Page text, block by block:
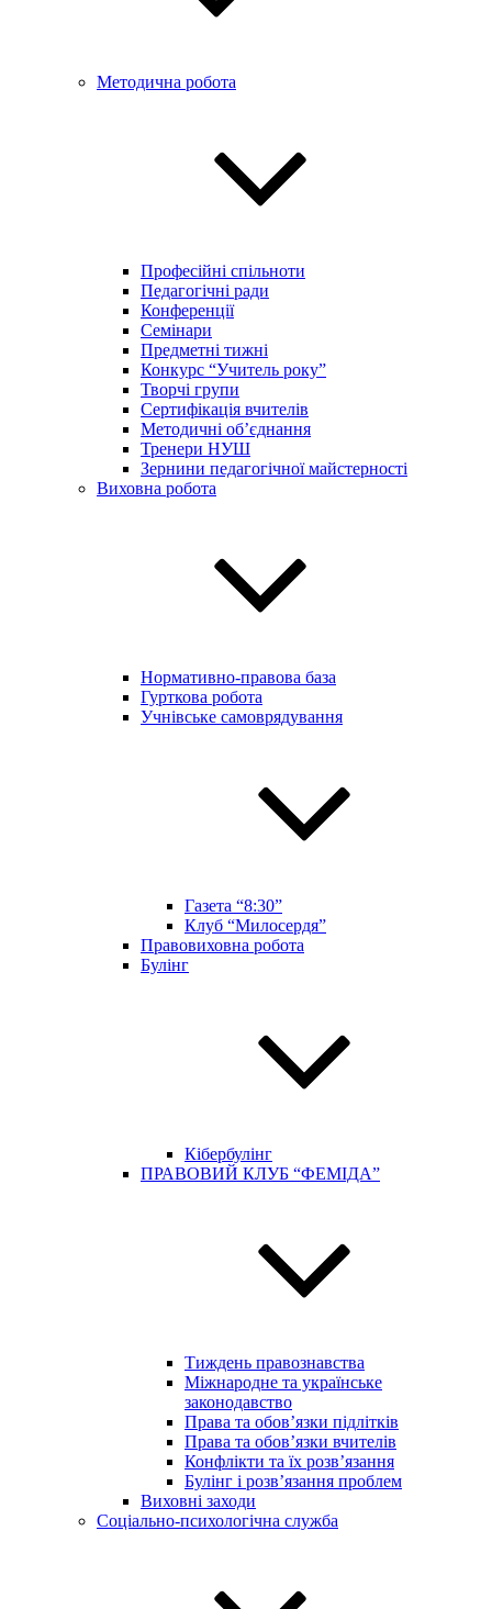
Методична робота
Професійні спільноти
Педагогічні ради
Конференції
Семінари
Предметні тижні
Конкурс “Учитель року”
Творчі групи
Сертифікація вчителів
Методичні об’єднання
Тренери НУШ
Зернини педагогічної майстерності
Виховна робота
Нормативно-правова база
Гурткова робота
Учнівське самоврядування
Газета “8:30”
Клуб “Милосердя”
Правовиховна робота
Булінг
Кібербулінг
ПРАВОВИЙ КЛУБ “ФЕМІДА”
Тиждень правознавства
Міжнародне та українське
законодавство
Права та обов’язки підлітків
Права та обов’язки вчителів
Конфлікти та їх розв’язання
Булінг і розв’язання проблем
Виховні заходи
Соціально-психологічна служба